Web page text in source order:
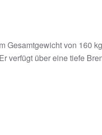
Gesamtgewicht von 160
verfügt über eine tiefe